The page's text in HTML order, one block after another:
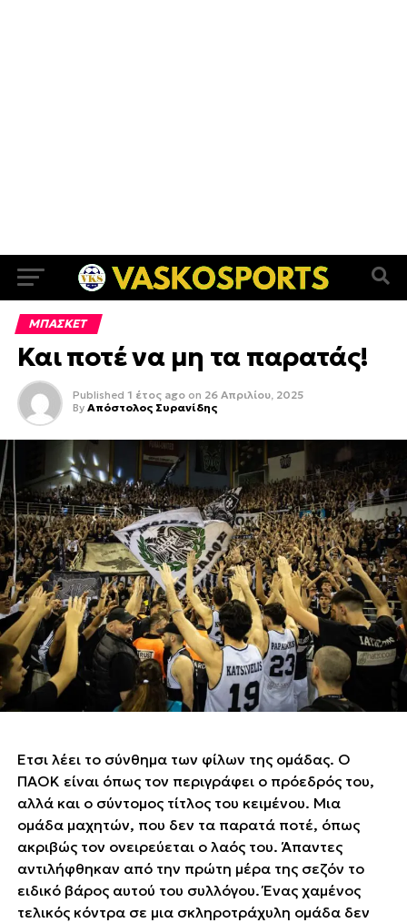
ΜΠΑΣΚΕΤ
Και ποτέ να μη τα παρατάς!
Published 1 έτος ago on 26 Απριλίου, 2025
By Απόστολος Συρανίδης
Έτσι λέει το σύνθημα των φίλων της ομάδας. Ο
ΠΑΟΚ είναι όπως τον περιγράφει ο πρόεδρός του,
αλλά και ο σύντομος τίτλος του κειμένου. Μια
ομάδα μαχητών, που δεν τα παρατά ποτέ, όπως
ακριβώς τον ονειρεύεται ο λαός του. Άπαντες
αντιλήφθηκαν από την πρώτη μέρα της σεζόν το
ειδικό βάρος αυτού του συλλόγου. Ένας χαμένος
τελικός κόντρα σε μια σκληροτράχυλη ομάδα δεν